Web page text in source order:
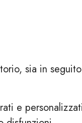
sia in
e